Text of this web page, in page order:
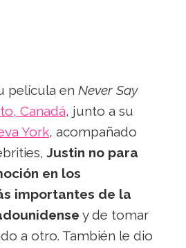
película en Never Say
Canadá, junto a su
York, acompañado
Justin no para
en los
importantes de la
y de tomar
a otro. También le dio